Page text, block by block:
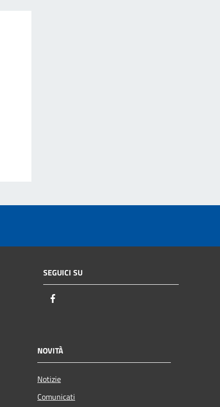
SEGUICI SU
NOVITÀ
Notizie
Comunicati